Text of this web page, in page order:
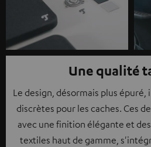
Une qualité
Le design, désormais plus
discrètes pour les caches. Ces
avec une finition élégante et
textiles haut de gamme,